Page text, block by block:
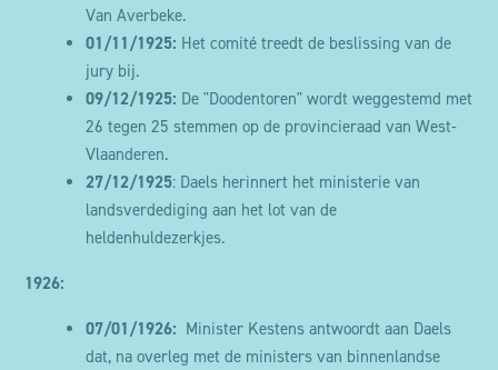
Van Averbeke.
01/11/1925: Het comité treedt de beslissing van de
jury bij.
09/12/1925: De "Doodentoren" wordt weggestemd met
26 tegen 25 stemmen op de provincieraad van West-
Vlaanderen.
27/12/1925: Daels herinnert het ministerie van
landsverdediging aan het lot van de
heldenhuldezerkjes.
1926:
07/01/1926: Minister Kestens antwoordt aan Daels
dat, na overleg met de ministers van binnenlandse